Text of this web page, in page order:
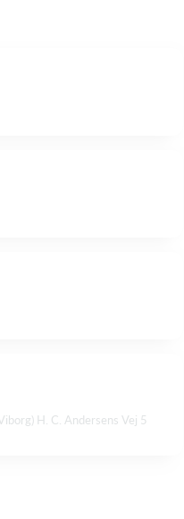
H. C. Andersens Vej 5